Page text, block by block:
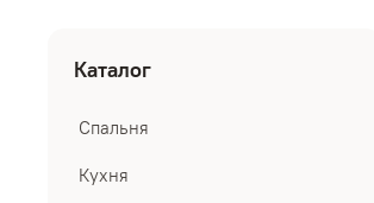
Каталог
Спальня
Кухня